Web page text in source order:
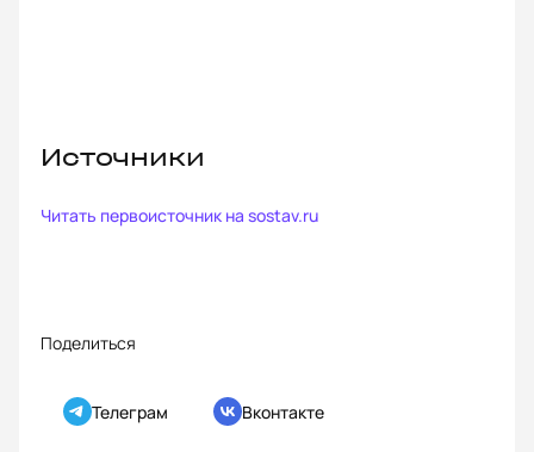
Источники
Читать первоисточник на sostav.ru
Поделиться
Телеграм Вконтакте